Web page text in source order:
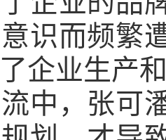
识而频繁
企业生产
，张可潘